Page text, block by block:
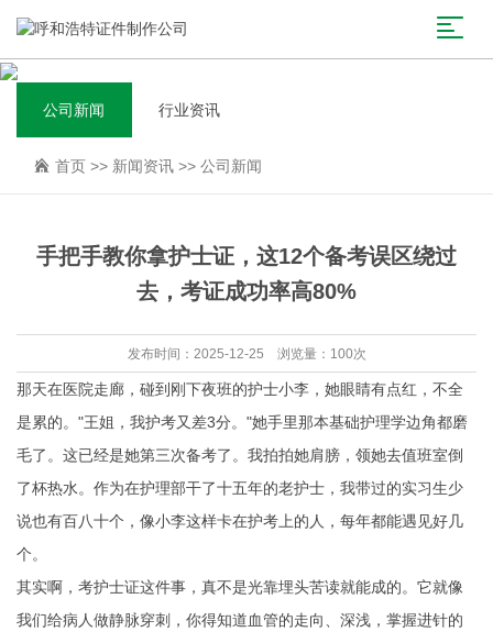
公司新闻 行业资讯
首页 >> 新闻资讯 >> 公司新闻
手把手教你拿护士证，这12个备考误区绕过
去，考证成功率高80%
发布时间：2025-12-25 浏览量：100次
那天在医院走廊，碰到刚下夜班的护士小李，她眼睛有点红，不全
是累的。"王姐，我护考又差3分。"她手里那本基础护理学边角都磨
毛了。这已经是她第三次备考了。我拍拍她肩膀，领她去值班室倒
了杯热水。作为在护理部干了十五年的老护士，我带过的实习生少
说也有百八十个，像小李这样卡在护考上的人，每年都能遇见好几
个。
其实啊，考护士证这件事，真不是光靠埋头苦读就能成的。它就像
我们给病人做静脉穿刺，你得知道血管的走向、深浅，掌握进针的